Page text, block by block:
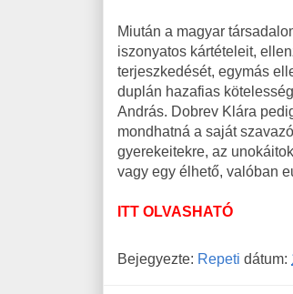
Miután a magyar
iszonyatos kártételeit,
terjeszkedését, egymás
duplán hazafias
András. Dobrev Klára
mondhatná a saját
gyerekeitekre, az
vagy egy élhető, valóban
ITT OLVASHATÓ
Bejegyezte: Repeti dátum: